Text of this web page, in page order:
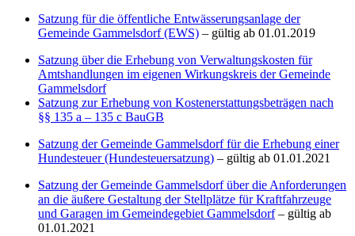
Satzung für die öffentliche Entwässerungsanlage der
Gemeinde Gammelsdorf (EWS) – gültig ab 01.01.2019
Satzung über die Erhebung von Verwaltungskosten für
Amtshandlungen im eigenen Wirkungskreis der Gemeinde
Gammelsdorf
Satzung zur Erhebung von Kostenerstattungsbeträgen nach
§§ 135 a – 135 c BauGB
Satzung der Gemeinde Gammelsdorf für die Erhebung einer
Hundesteuer (Hundesteuersatzung) – gültig ab 01.01.2021
Satzung der Gemeinde Gammelsdorf über die Anforderungen
an die äußere Gestaltung der Stellplätze für Kraftfahrzeuge
und Garagen im Gemeindegebiet Gammelsdorf– gültig ab
01.01.2021